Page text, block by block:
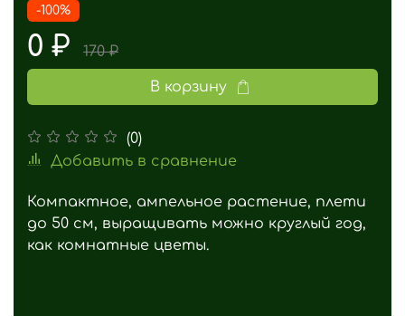
(0)
Добавить в сравнение
-100%
0 ₽ 170 ₽
В корзину
Компактное, ампельное растение, плети
до 50 см, выращивать можно круглый год,
как комнатные цветы.